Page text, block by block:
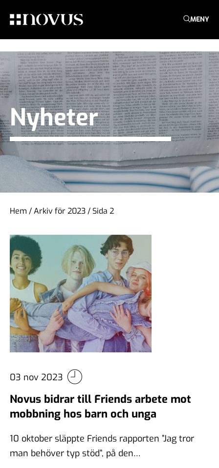
MENY
Nyheter
Hem /Arkiv för 2023/ Sida 2
03 nov 2023
Novus bidrar till Friends arbete mot
mobbning hos barn och unga
10 oktober släppte Friends rapporten ”Jag tror
man behöver typ stöd”, på den